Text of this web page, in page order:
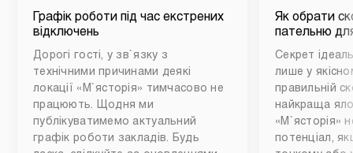
Графік роботи під час екстрених
відключень
Дорогі гості, у зв`язку з
технічними причинами деякі
локації «М`ясторія» тимчасово не
працюють. Щодня ми
публікуватимемо актуальний
графік роботи закладів. Будь
Як обрати
пательню
Секрет
лише у
правильній
найкраща
«М`ясторія»
потенціал,